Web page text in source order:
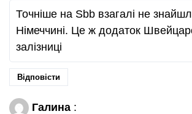
Точніше на Sbb взагалі не
Німеччині. Це ж додаток
залізниці
Відповісти
Галина :